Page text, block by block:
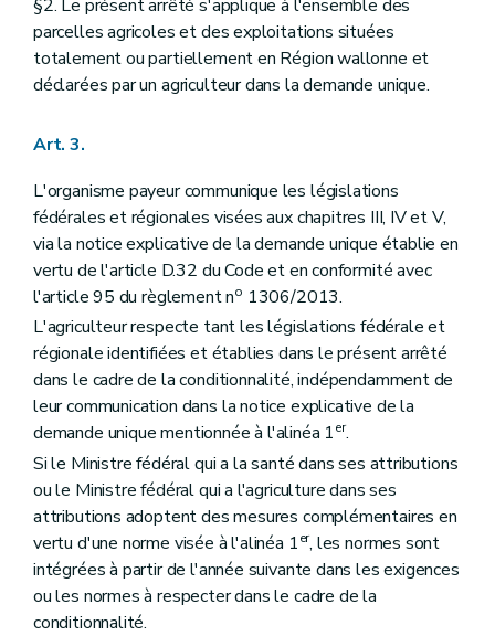
§2. Le présent arrêté s'applique à l'ensemble des
parcelles agricoles et des exploitations situées
totalement ou partiellement en Région wallonne et
déclarées par un agriculteur dans la demande unique.
Art. 3.
L'organisme payeur communique les législations
fédérales et régionales visées aux chapitres III, IV et V,
via la notice explicative de la demande unique établie en
vertu de l'article D.32 du Code et en conformité avec
l'article 95 du règlement no 1306/2013.
L'agriculteur respecte tant les législations fédérale et
régionale identifiées et établies dans le présent arrêté
dans le cadre de la conditionnalité, indépendamment de
leur communication dans la notice explicative de la
demande unique mentionnée à l'alinéa 1er.
Si le Ministre fédéral qui a la santé dans ses attributions
ou le Ministre fédéral qui a l'agriculture dans ses
attributions adoptent des mesures complémentaires en
vertu d'une norme visée à l'alinéa 1er, les normes sont
intégrées à partir de l'année suivante dans les exigences
ou les normes à respecter dans le cadre de la
conditionnalité.